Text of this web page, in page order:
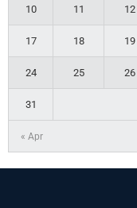
« Apr
10 11 12
17 18 19
24 25 26
31